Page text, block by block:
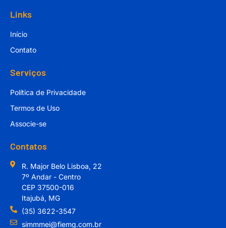
Links
Início
Contato
Serviços
Política de Privacidade
Termos de Uso
Associe-se
Contatos
R. Major Belo Lisboa, 22
7º Andar - Centro
CEP 37500-016
Itajubá, MG
(35) 3622-3547
simmmei@fiemg.com.br